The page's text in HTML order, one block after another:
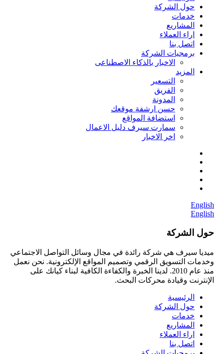
حول الشركة
خدمات
المشاريع
اراء العملاء
اتصل بنا
برمجيات الشركة
الاخبار بالذكاء الاصطناعى
المزيد
التسعير
الفريق
المدونة
حسن ارشفة موقعك
استضافة المواقع
سمارت سيرف دليل الاعمال
اخر الاخبار
English
English
حول الشركة
ميديا ​​سيرف هي شركة رائدة في مجال وسائل التواصل الاجتماعي
وخدمات التسويق الرقمي وتصميم المواقع الإلكترونية. نحن نعمل
منذ عام 2010. لدينا الخبرة والكفاءة الكافية لبناء كيانك على
الإنترنت وقيادة محركات البحث.
الرئيسية
حول الشركة
خدمات
المشاريع
اراء العملاء
اتصل بنا